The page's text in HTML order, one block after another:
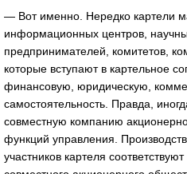
— Вот именно. Нередко картели
информационных центров,
предпринимателей, комитетов,
которые вступают в картельное
финансовую, юридическую,
самостоятельность. Правда,
совместную компанию
функций управления.
участников картеля